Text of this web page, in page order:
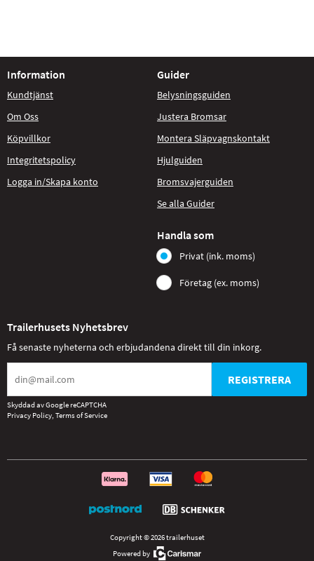
Information
Kundtjänst
Om Oss
Köpvillkor
Integritetspolicy
Logga in/Skapa konto
Guider
Belysningsguiden
Justera Bromsar
Montera Släpvagnskontakt
Hjulguiden
Bromsvajerguiden
Se alla Guider
Handla som
Privat (ink. moms)
Företag (ex. moms)
Trailerhusets Nyhetsbrev
Få senaste nyheterna och erbjudandena direkt till din inkorg.
REGISTRERA
Skyddad av Google reCAPTCHA
Privacy Policy, Terms of Service
Copyright © 2026 trailerhuset
Powered by